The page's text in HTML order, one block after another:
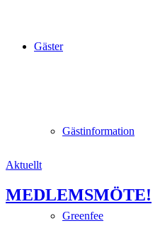
Gäster
Gästinformation
Greenfee
Aktuellt
MEDLEMSMÖTE!